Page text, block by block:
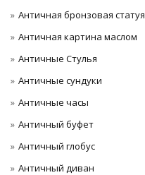
Античная бронзовая статуя
Античная картина маслом
Античные Стулья
Античные сундуки
Античные часы
Античный буфет
Античный глобус
Античный диван